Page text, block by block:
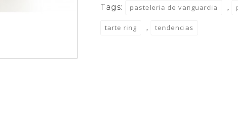
20
Tags: pasteleria de vanguardia ,
tarte ring , tendencias